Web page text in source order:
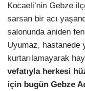
Kocaeli’nin Gebze
sarsan bir acı
salonunda aniden
Uyumaz, hastanede
kurtarılamayarak
vefatıyla herkesi
için bugün Gebze